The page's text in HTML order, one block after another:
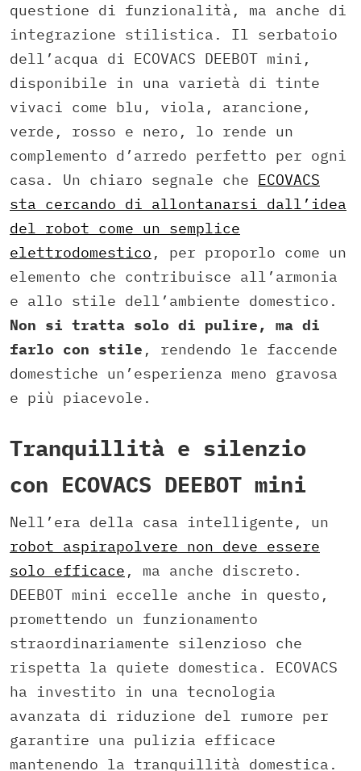
questione di funzionalità, ma anche di
integrazione stilistica. Il serbatoio
dell’acqua di ECOVACS DEEBOT mini,
disponibile in una varietà di tinte
vivaci come blu, viola, arancione,
verde, rosso e nero, lo rende un
complemento d’arredo perfetto per ogni
casa. Un chiaro segnale che ECOVACS
sta cercando di allontanarsi dall’idea
del robot come un semplice
elettrodomestico , per proporlo come un
elemento che contribuisce all’armonia
e allo stile dell’ambiente domestico.
Non si tratta solo di pulire, ma di
farlo con stile , rendendo le faccende
domestiche un’esperienza meno gravosa
e più piacevole.
Tranquillità e silenzio
con ECOVACS DEEBOT mini
Nell’era della casa intelligente, un
robot aspirapolvere non deve essere
solo efficace , ma anche discreto.
DEEBOT mini eccelle anche in questo,
promettendo un funzionamento
straordinariamente silenzioso che
rispetta la quiete domestica. ECOVACS
ha investito in una tecnologia
avanzata di riduzione del rumore per
garantire una pulizia efficace
mantenendo la tranquillità domestica.